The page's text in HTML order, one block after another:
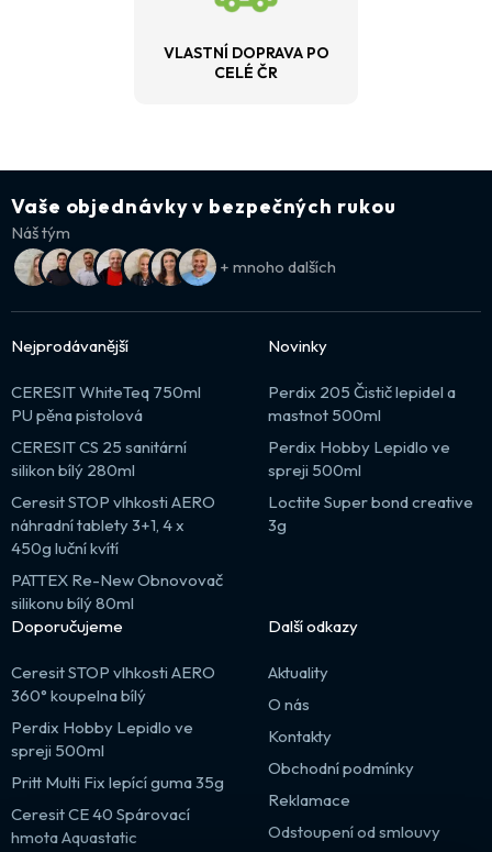
VLASTNÍ DOPRAVA PO
CELÉ ČR
Vaše objednávky v bezpečných rukou
Náš tým
+ mnoho dalších
Nejprodávanější
CERESIT WhiteTeq 750ml
PU pěna pistolová
CERESIT CS 25 sanitární
silikon bílý 280ml
Ceresit STOP vlhkosti AERO
náhradní tablety 3+1, 4 x
450g luční kvítí
PATTEX Re-New Obnovovač
silikonu bílý 80ml
Novinky
Perdix 205 Čistič lepidel a
mastnot 500ml
Perdix Hobby Lepidlo ve
spreji 500ml
Loctite Super bond creative
3g
Doporučujeme
Ceresit STOP vlhkosti AERO
360° koupelna bílý
Perdix Hobby Lepidlo ve
spreji 500ml
Pritt Multi Fix lepící guma 35g
Ceresit CE 40 Spárovací
hmota Aquastatic
Další odkazy
Aktuality
O nás
Kontakty
Obchodní podmínky
Reklamace
Odstoupení od smlouvy